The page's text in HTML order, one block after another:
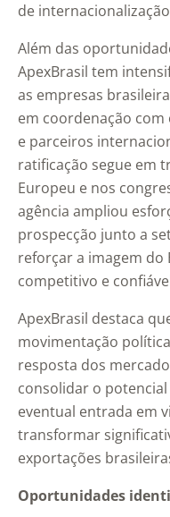
de
Além das
ApexBrasil tem
as empresas
em coordenação com
e parceiros
ratificação segue em
Europeu e nos
agência ampliou
prospecção junto a
reforçar a imagem
competitivo e
ApexBrasil destaca
movimentação
resposta dos
consolidar o
eventual entrada em
transformar
exportações
Oportunidades